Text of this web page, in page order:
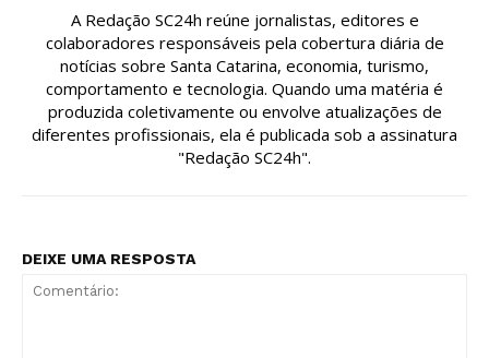
A Redação SC24h reúne jornalistas, editores e
colaboradores responsáveis pela cobertura diária de
notícias sobre Santa Catarina, economia, turismo,
comportamento e tecnologia. Quando uma matéria é
produzida coletivamente ou envolve atualizações de
diferentes profissionais, ela é publicada sob a assinatura
"Redação SC24h".
DEIXE UMA RESPOSTA